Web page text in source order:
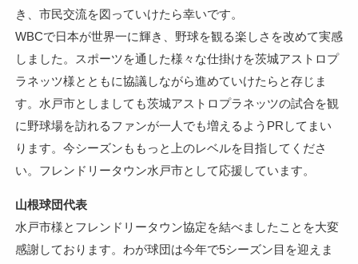
き、市民交流を図っていけたら幸いです。
WBCで日本が世界一に輝き、野球を観る楽しさを改めて実感
しました。スポーツを通した様々な仕掛けを茨城アストロプ
ラネッツ様とともに協議しながら進めていけたらと存じま
す。水戸市としましても茨城アストロプラネッツの試合を観
に野球場を訪れるファンが一人でも増えるようPRしてまい
ります。今シーズンももっと上のレベルを目指してくださ
い。フレンドリータウン水戸市として応援しています。
山根球団代表
水戸市様とフレンドリータウン協定を結べましたことを大変
感謝しております。わが球団は今年で5シーズン目を迎えま